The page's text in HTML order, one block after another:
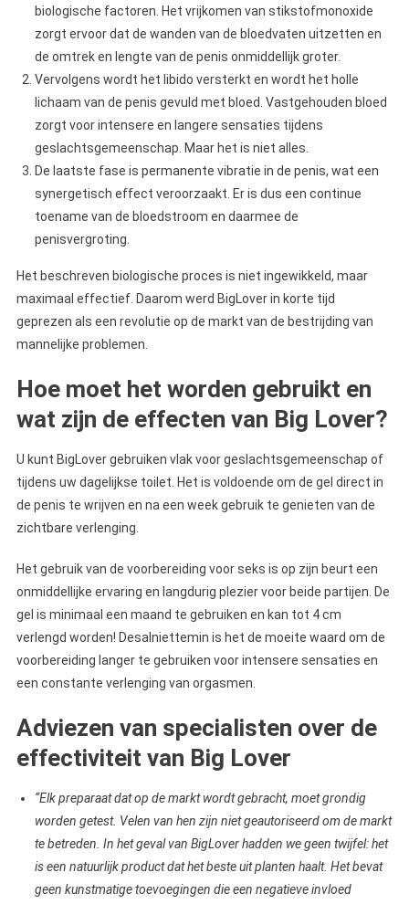
biologische factoren. Het vrijkomen van stikstofmonoxide
zorgt ervoor dat de wanden van de bloedvaten uitzetten en
de omtrek en lengte van de penis onmiddellijk groter.
Vervolgens wordt het libido versterkt en wordt het holle
lichaam van de penis gevuld met bloed. Vastgehouden bloed
zorgt voor intensere en langere sensaties tijdens
geslachtsgemeenschap. Maar het is niet alles.
De laatste fase is permanente vibratie in de penis, wat een
synergetisch effect veroorzaakt. Er is dus een continue
toename van de bloedstroom en daarmee de
penisvergroting.
Het beschreven biologische proces is niet ingewikkeld, maar
maximaal effectief. Daarom werd BigLover in korte tijd
geprezen als een revolutie op de markt van de bestrijding van
mannelijke problemen.
Hoe moet het worden gebruikt en
wat zijn de effecten van Big Lover?
U kunt BigLover gebruiken vlak voor geslachtsgemeenschap of
tijdens uw dagelijkse toilet. Het is voldoende om de gel direct in
de penis te wrijven en na een week gebruik te genieten van de
zichtbare verlenging.
Het gebruik van de voorbereiding voor seks is op zijn beurt een
onmiddellijke ervaring en langdurig plezier voor beide partijen. De
gel is minimaal een maand te gebruiken en kan tot 4 cm
verlengd worden! Desalniettemin is het de moeite waard om de
voorbereiding langer te gebruiken voor intensere sensaties en
een constante verlenging van orgasmen.
Adviezen van specialisten over de
effectiviteit van Big Lover
“Elk preparaat dat op de markt wordt gebracht, moet grondig
worden getest. Velen van hen zijn niet geautoriseerd om de markt
te betreden. In het geval van BigLover hadden we geen twijfel: het
is een natuurlijk product dat het beste uit planten haalt. Het bevat
geen kunstmatige toevoegingen die een negatieve invloed